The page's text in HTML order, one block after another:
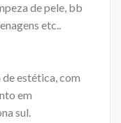
de pele, bb
etc..
estética, com
em
sul.